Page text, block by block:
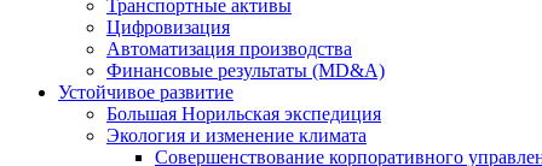
Транспортные активы
Цифровизация
Автоматизация производства
Финансовые результаты (MD&A)
Устойчивое развитие
Большая Норильская экспедиция
Экология и изменение климата
Совершенствование корпоративного